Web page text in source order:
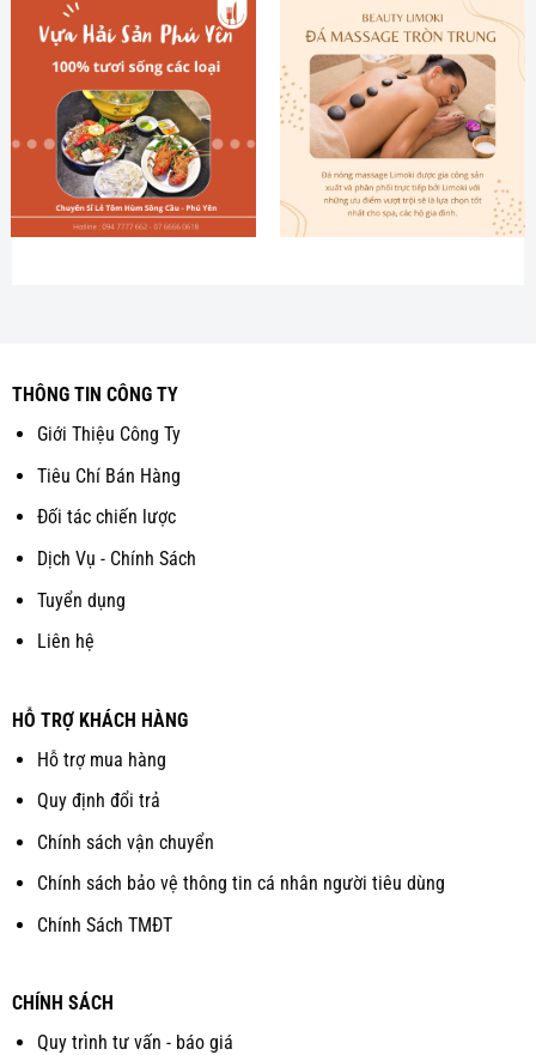
THÔNG TIN CÔNG TY
Giới Thiệu Công Ty
Tiêu Chí Bán Hàng
Đối tác chiến lược
Dịch Vụ - Chính Sách
Tuyển dụng
Liên hệ
HỖ TRỢ KHÁCH HÀNG
Hỗ trợ mua hàng
Quy định đổi trả
Chính sách vận chuyển
Chính sách bảo vệ thông tin cá nhân người tiêu dùng
Chính Sách TMĐT
CHÍNH SÁCH
Quy trình tư vấn - báo giá